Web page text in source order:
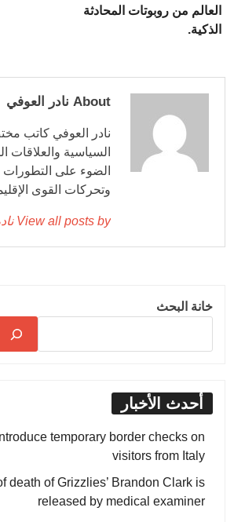
العالم من روبوتات المحادثة
الذكية.
About نادر العوفي
نادر العوفي كاتب
السياسية والعلاقات
الضوء على التطورات
وتحركات القوى
View all posts by نادر العوفي →
خانة البحث
أحدث الأخبار
temporary border checks on
visitors from Italy
death of Grizzlies’ Brandon Clark is
released by medical examiner